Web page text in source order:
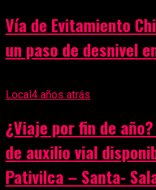
Vía de Evitamiento
un paso de desnivel
Local 4 años atrás
¿Viaje por fin de
de auxilio vial
Pativilca – Santa-